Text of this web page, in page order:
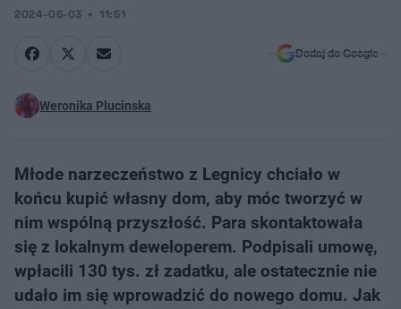
2024-06-03 11:51
Dodaj do Google
Weronika Plucinska
Młode narzeczeństwo z Legnicy chciało w
końcu kupić własny dom, aby móc tworzyć w
nim wspólną przyszłość. Para skontaktowała
się z lokalnym deweloperem. Podpisali umowę,
wpłacili 130 tys. zł zadatku, ale ostatecznie nie
udało im się wprowadzić do nowego domu. Jak